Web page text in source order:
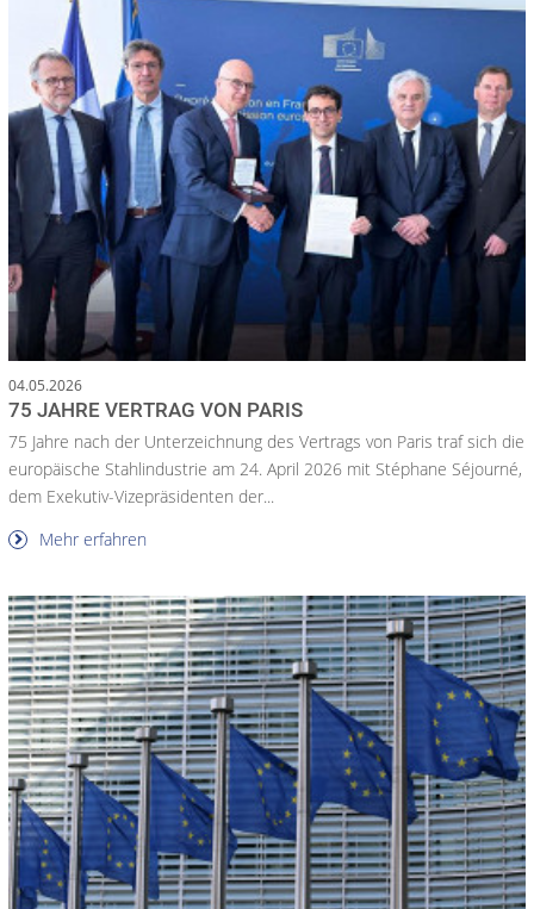
04.05.2026
75 JAHRE VERTRAG VON PARIS
75 Jahre nach der Unterzeichnung des Vertrags von Paris traf sich die
europäische Stahlindustrie am 24. April 2026 mit Stéphane Séjourné,
dem Exekutiv-Vizepräsidenten der...
Mehr erfahren